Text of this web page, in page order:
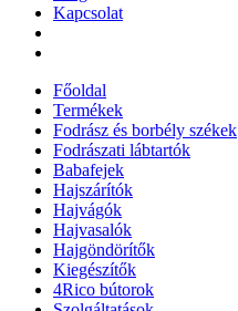
Kapcsolat
Főoldal
Termékek
Fodrász és borbély székek
Fodrászati lábtartók
Babafejek
Hajszárítók
Hajvágók
Hajvasalók
Hajgöndörítők
Kiegészítők
4Rico bútorok